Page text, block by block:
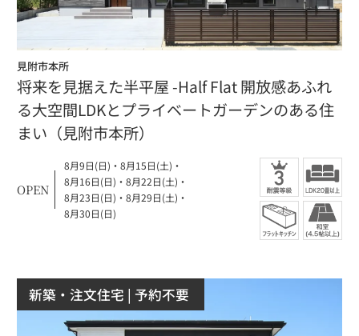
見附市本所
将来を見据えた半平屋 -Half Flat 開放感あふれ
る大空間LDKとプライベートガーデンのある住
まい（見附市本所）
OPEN
8月9日(日) ・ 8月15日(土) ・
8月16日(日) ・ 8月22日(土) ・
8月23日(日) ・ 8月29日(土) ・
8月30日(日)
新築・注文住宅 | 予約不要